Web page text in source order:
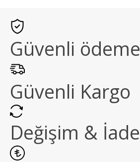
Güvenli ödeme
Güvenli Kargo
Değişim & İade